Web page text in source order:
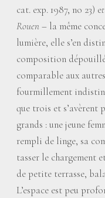
cat. exp. 1987, no 23) e
Rouen – la même
lumière, elle s’en
composition
comparable aux
fourmillement
que trois et
grands : une jeune
rempli de linge, sa
tasser le chargement
de petite terrasse,
L’espace est peu